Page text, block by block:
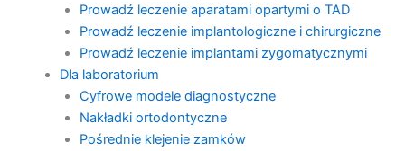
Prowadź leczenie aparatami opartymi o TAD
Prowadź leczenie implantologiczne i chirurgiczne
Prowadź leczenie implantami zygomatycznymi
Dla laboratorium
Cyfrowe modele diagnostyczne
Nakładki ortodontyczne
Pośrednie klejenie zamków